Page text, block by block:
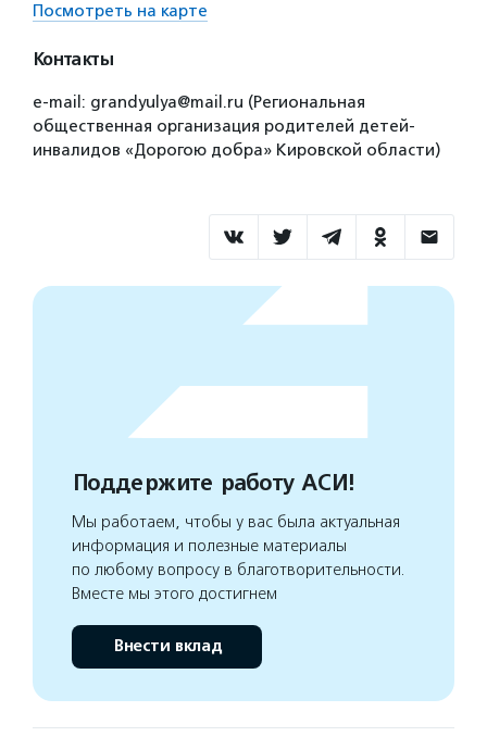
Посмотреть на карте
Контакты
e-mail: grandyulya@mail.ru (Региональная
общественная организация родителей детей-
инвалидов «Дорогою добра» Кировской области)
Поддержите работу АСИ!
Мы работаем, чтобы у вас была актуальная
информация и полезные материалы
по любому вопросу в благотворительности.
Вместе мы этого достигнем
Внести вклад